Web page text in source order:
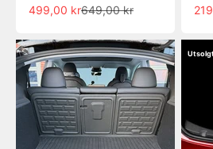
Salgspris
499,00 krNormalpris
649,00 kr